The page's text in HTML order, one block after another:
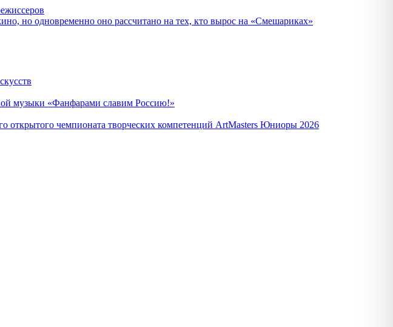
но одновременно оно рассчитано на тех, кто вырос на «Смешариках»
музыки «Фанфарами славим Россию!»
открытого чемпионата творческих компетенций ArtMasters Юниоры 2026